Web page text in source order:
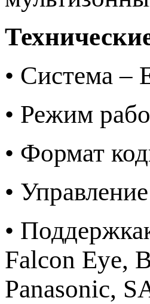
• Система –
• Режим
• Формат
•
•
Falcon Eye,
Panasonic,